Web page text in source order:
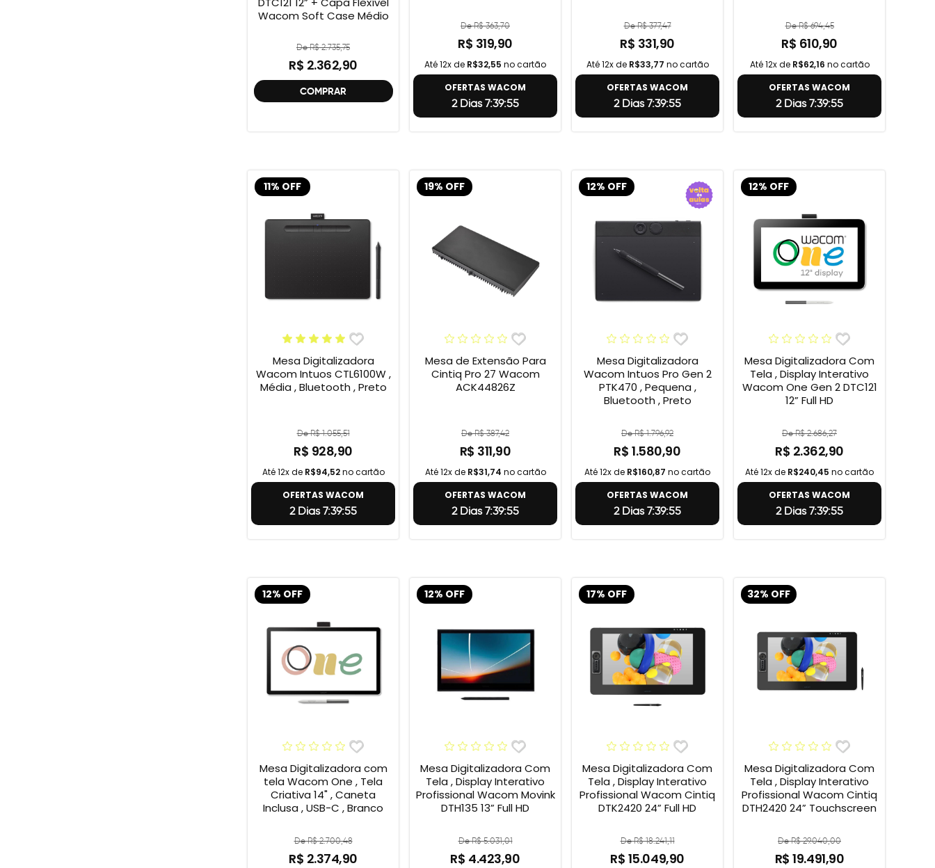
Wacom Soft Case Médio
De R$ 2.735,75
R$ 2.362,90
COMPRAR
De R$ 363,70
R$ 319,90
Até 12x de R$32,55 no cartão
OFERTAS WACOM
2 Dias 7:39:54
De R$ 377,47
R$ 331,90
Até 12x de R$33,77 no cartão
OFERTAS WACOM
2 Dias 7:39:54
De R$ 694,45
R$ 610,90
Até 12x de R$62,16 no cartão
OFERTAS WACOM
2 Dias 7:39:54
11% OFF
Mesa Digitalizadora
Wacom Intuos CTL6100W ,
Média , Bluetooth , Preto
De R$ 1.055,51
R$ 928,90
Até 12x de R$94,52no cartão
OFERTAS WACOM
2 Dias 7:39:54
19% OFF
Mesa de Extensão Para
Cintiq Pro 27 Wacom
ACK44826Z
De R$ 387,42
R$ 311,90
Até 12x de R$31,74 no cartão
OFERTAS WACOM
2 Dias 7:39:54
12% OFF
Mesa Digitalizadora
Wacom Intuos Pro Gen 2
PTK470 , Pequena ,
Bluetooth , Preto
De R$ 1.796,92
R$ 1.580,90
Até 12x de R$160,87 no cartão
OFERTAS WACOM
2 Dias 7:39:54
12% OFF
Mesa Digitalizadora Com
Tela , Display Interativo
Wacom One Gen 2 DTC121
12” Full HD
De R$ 2.686,27
R$ 2.362,90
Até 12x de R$240,45 no cartão
OFERTAS WACOM
2 Dias 7:39:54
12% OFF
Mesa Digitalizadora com
tela Wacom One , Tela
Criativa 14" , Caneta
Inclusa , USB-C , Branco
De R$ 2.700,48
R$ 2.374,90
12% OFF
Mesa Digitalizadora Com
Tela , Display Interativo
Profissional Wacom Movink
DTH135 13” Full HD
De R$ 5.031,01
R$ 4.423,90
17% OFF
Mesa Digitalizadora Com
Tela , Display Interativo
Profissional Wacom Cintiq
DTK2420 24” Full HD
De R$ 18.241,11
R$ 15.049,90
32% OFF
Mesa Digitalizadora Com
Tela , Display Interativo
Profissional Wacom Cintiq
DTH2420 24” Touchscreen
De R$ 29.040,00
R$ 19.491,90